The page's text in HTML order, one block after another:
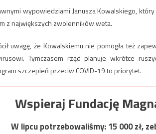
wypowiedziami Janusza Kowalskiego,
z największych zwolenników weta.
uwagę, że Kowalskiemu nie pomogła też
Tymczasem rząd planuje wkrótce
szczepień przeciw COVID-19 to priorytet.
Wspieraj Fundację
W lipcu potrzebowaliśmy:15 000zł,